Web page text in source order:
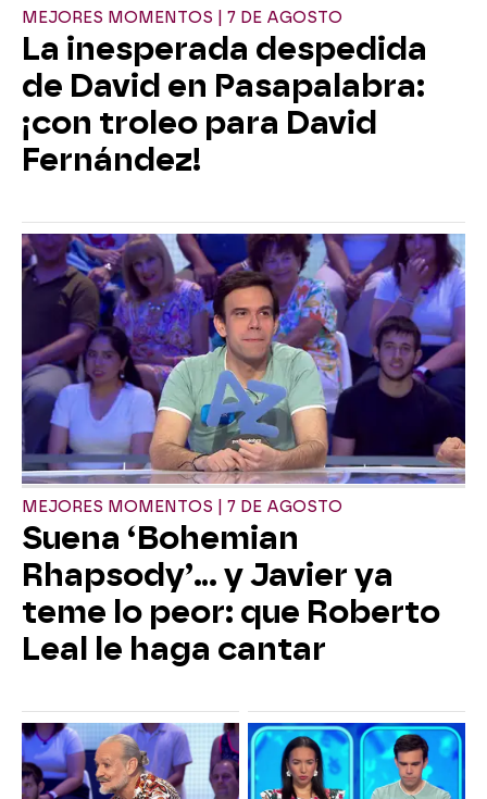
MEJORES MOMENTOS | 7 DE AGOSTO
La inesperada despedida
de David en Pasapalabra:
¡con troleo para David
Fernández!
MEJORES MOMENTOS | 7 DE AGOSTO
Suena ‘Bohemian
Rhapsody’... y Javier ya
teme lo peor: que Roberto
Leal le haga cantar